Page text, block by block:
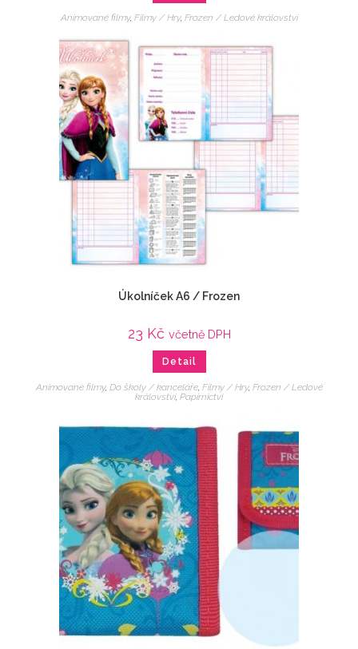
Animované filmy, Filmy / Hry, Frozen / Ledové království
Úkolníček A6 / Frozen
23 Kč včetně DPH
Detail
Animované filmy, Do školy / kanceláře, Filmy / Hry, Frozen / Ledové
království, Papírnictví